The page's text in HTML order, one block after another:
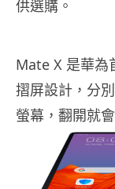
供選購。
Mate X 是華為
摺屏設計，分
螢幕，翻開就